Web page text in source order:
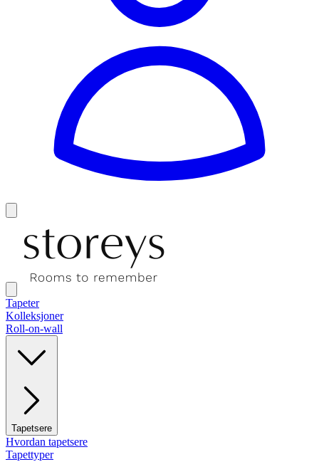
Tapeter
Kolleksjoner
Roll-on-wall
Tapetsere
Hvordan tapetsere
Tapettyper